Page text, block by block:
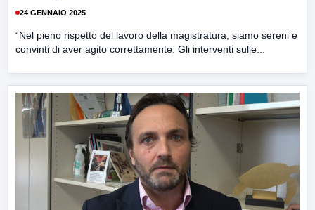
24 GENNAIO 2025
“Nel pieno rispetto del lavoro della magistratura, siamo sereni e
convinti di aver agito correttamente. Gli interventi sulle...